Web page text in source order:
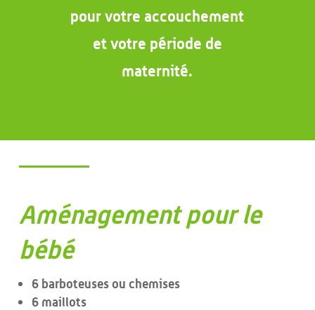
pour votre accouchement
et votre période de
maternité.
Aménagement pour le
bébé
6 barboteuses ou chemises
6 maillots